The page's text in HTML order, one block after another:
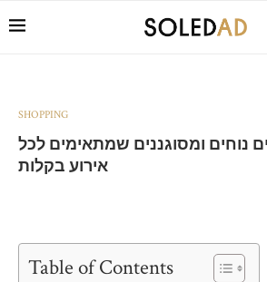
SHOPPING
נוחים ומסוגננים שמתאימים לכל
אירוע בקלות
Table of Contents